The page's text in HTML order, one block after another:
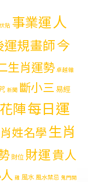
貼 事業運人
運規畫師今
生肖運勢 卓越雜
新聞 斷小三易經
陣每日運
姓名學生肖
財位 財運貴人
雞 風水風水禁忌 鬼門開